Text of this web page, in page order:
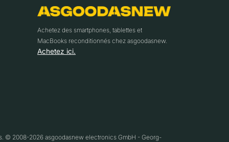
Achetez des smartphones, tablettes et
MacBooks reconditionnés chez asgoodasnew.
Achetez ici.
© 2008-2026 asgoodasnew electronics GmbH - Georg-